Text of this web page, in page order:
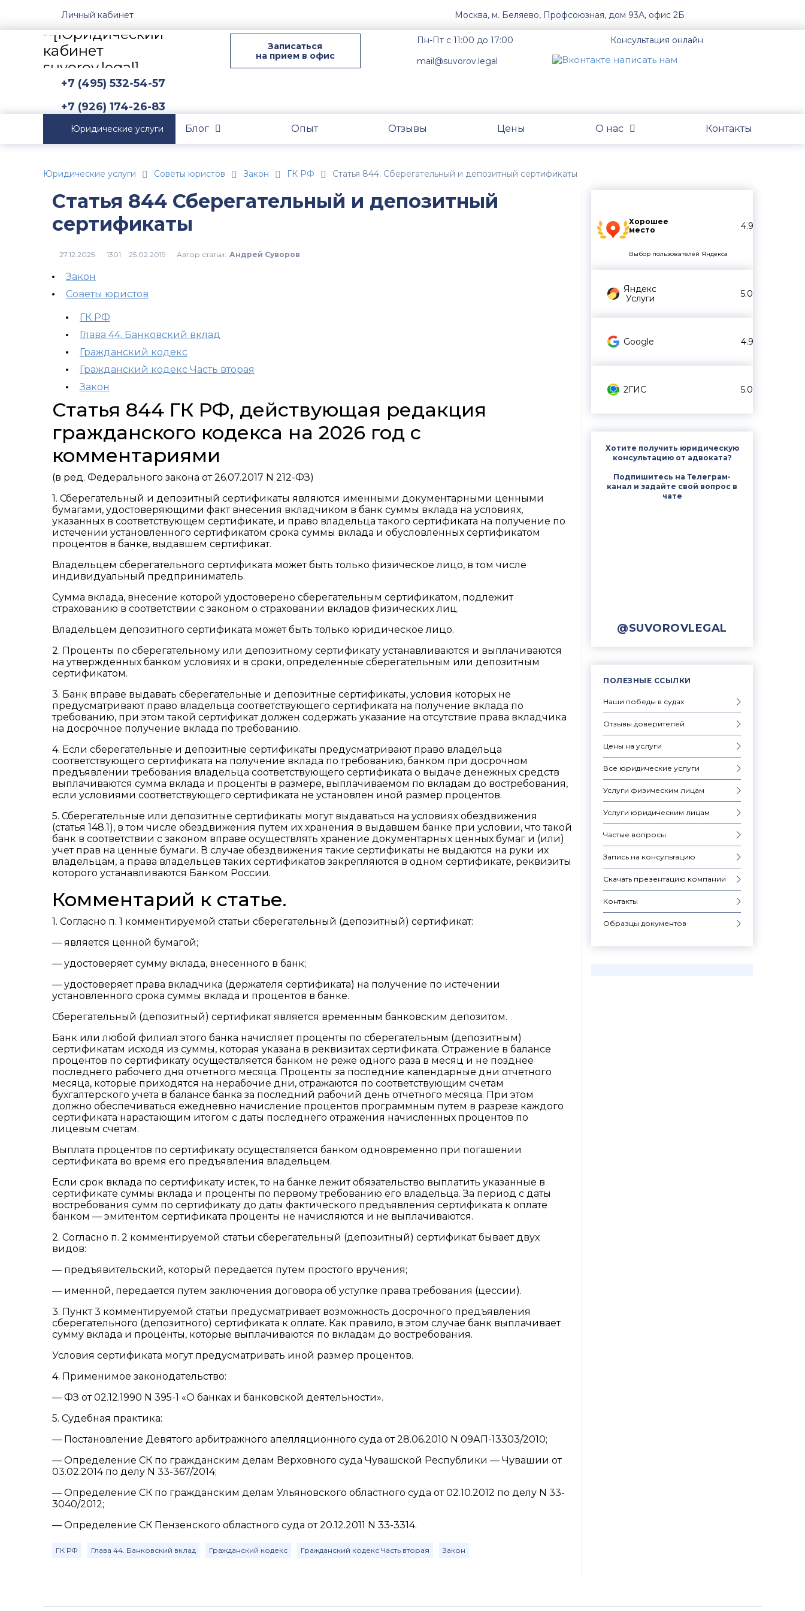
Личный кабинет Москва, м. Беляево, Профсоюзная, дом 93А, офис 2Б
Записаться
на прием в офис
Пн-Пт с 11:00 до 17:00
mail@suvorov.legal
Консультация онлайн
+7 (495) 532-54-57
+7 (926) 174-26-83
Юридические услуги Блог Опыт Отзывы Цены О нас Контакты
Юридические услуги Советы юристов Закон ГК РФ Статья 844. Сберегательный и депозитный сертификаты
Хорошее
место
4.9
Выбор пользователей Яндекса
Яндекс
Услуги
5.0
Google 4.9
2ГИС 5.0
Хотите получить юридическую
консультацию от адвоката?
Подпишитесь на Телеграм-
канал и задайте свой вопрос в
чате
@SUVOROVLEGAL
ПОЛЕЗНЫЕ ССЫЛКИ
Наши победы в судах
Отзывы доверителей
Цены на услуги
Все юридические услуги
Услуги физическим лицам
Услуги юридическим лицам
Частые вопросы
Запись на консультацию
Скачать презентацию компании
Контакты
Образцы документов
Статья 844 Сберегательный и депозитный
сертификаты
1301 Автор статьи: Андрей Суворов
Закон
Советы юристов
ГК РФ
Глава 44. Банковский вклад
Гражданский кодекс
Гражданский кодекс Часть вторая
Закон
Статья 844 ГК РФ, действующая редакция
гражданского кодекса на 2026 год с
комментариями
(в ред. Федерального закона от 26.07.2017 N 212-ФЗ)
1. Сберегательный и депозитный сертификаты являются именными документарными ценными
бумагами, удостоверяющими факт внесения вкладчиком в банк суммы вклада на условиях,
указанных в соответствующем сертификате, и право владельца такого сертификата на получение по
истечении установленного сертификатом срока суммы вклада и обусловленных сертификатом
процентов в банке, выдавшем сертификат.
Владельцем сберегательного сертификата может быть только физическое лицо, в том числе
индивидуальный предприниматель.
Сумма вклада, внесение которой удостоверено сберегательным сертификатом, подлежит
страхованию в соответствии с законом о страховании вкладов физических лиц.
Владельцем депозитного сертификата может быть только юридическое лицо.
2. Проценты по сберегательному или депозитному сертификату устанавливаются и выплачиваются
на утвержденных банком условиях и в сроки, определенные сберегательным или депозитным
сертификатом.
3. Банк вправе выдавать сберегательные и депозитные сертификаты, условия которых не
предусматривают право владельца соответствующего сертификата на получение вклада по
требованию, при этом такой сертификат должен содержать указание на отсутствие права вкладчика
на досрочное получение вклада по требованию.
4. Если сберегательные и депозитные сертификаты предусматривают право владельца
соответствующего сертификата на получение вклада по требованию, банком при досрочном
предъявлении требования владельца соответствующего сертификата о выдаче денежных средств
выплачиваются сумма вклада и проценты в размере, выплачиваемом по вкладам до востребования,
если условиями соответствующего сертификата не установлен иной размер процентов.
5. Сберегательные или депозитные сертификаты могут выдаваться на условиях обездвижения
(статья 148.1), в том числе обездвижения путем их хранения в выдавшем банке при условии, что такой
банк в соответствии с законом вправе осуществлять хранение документарных ценных бумаг и (или)
учет прав на ценные бумаги. В случае обездвижения такие сертификаты не выдаются на руки их
владельцам, а права владельцев таких сертификатов закрепляются в одном сертификате, реквизиты
которого устанавливаются Банком России.
Комментарий к статье.
1. Согласно п. 1 комментируемой статьи сберегательный (депозитный) сертификат:
— является ценной бумагой;
— удостоверяет сумму вклада, внесенного в банк;
— удостоверяет права вкладчика (держателя сертификата) на получение по истечении
установленного срока суммы вклада и процентов в банке.
Сберегательный (депозитный) сертификат является временным банковским депозитом.
Банк или любой филиал этого банка начисляет проценты по сберегательным (депозитным)
сертификатам исходя из суммы, которая указана в реквизитах сертификата. Отражение в балансе
процентов по сертификату осуществляется банком не реже одного раза в месяц и не позднее
последнего рабочего дня отчетного месяца. Проценты за последние календарные дни отчетного
месяца, которые приходятся на нерабочие дни, отражаются по соответствующим счетам
бухгалтерского учета в балансе банка за последний рабочий день отчетного месяца. При этом
должно обеспечиваться ежедневно начисление процентов программным путем в разрезе каждого
сертификата нарастающим итогом с даты последнего отражения начисленных процентов по
лицевым счетам.
Выплата процентов по сертификату осуществляется банком одновременно при погашении
сертификата во время его предъявления владельцем.
Если срок вклада по сертификату истек, то на банке лежит обязательство выплатить указанные в
сертификате суммы вклада и проценты по первому требованию его владельца. За период с даты
востребования сумм по сертификату до даты фактического предъявления сертификата к оплате
банком — эмитентом сертификата проценты не начисляются и не выплачиваются.
2. Согласно п. 2 комментируемой статьи сберегательный (депозитный) сертификат бывает двух
видов:
— предъявительский, который передается путем простого вручения;
— именной, передается путем заключения договора об уступке права требования (цессии).
3. Пункт 3 комментируемой статьи предусматривает возможность досрочного предъявления
сберегательного (депозитного) сертификата к оплате. Как правило, в этом случае банк выплачивает
сумму вклада и проценты, которые выплачиваются по вкладам до востребования.
Условия сертификата могут предусматривать иной размер процентов.
4. Применимое законодательство:
— ФЗ от 02.12.1990 N 395-1 «О банках и банковской деятельности».
5. Судебная практика:
— Постановление Девятого арбитражного апелляционного суда от 28.06.2010 N 09АП-13303/2010;
— Определение СК по гражданским делам Верховного суда Чувашской Республики — Чувашии от
03.02.2014 по делу N 33-367/2014;
— Определение СК по гражданским делам Ульяновского областного суда от 02.10.2012 по делу N 33-
3040/2012;
— Определение СК Пензенского областного суда от 20.12.2011 N 33-3314.
ГК РФ Глава 44. Банковский вклад Гражданский кодекс Гражданский кодекс Часть вторая Закон